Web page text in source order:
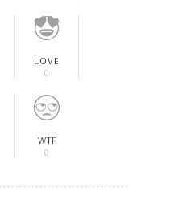
LOVE
0
WTF
0